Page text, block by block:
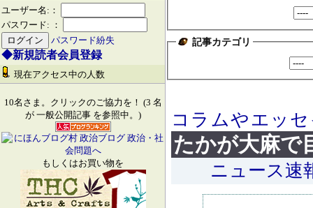
ユーザー名:：
パスワード: ：
パスワード紛失
◆新規読者会員登録
現在アクセス中の人数
10名さま。クリックのご協力を！ (3 名
が 一般公開記事 を参照中。)
もしくはお買い物を
記事カテゴリ
コラムやエッ
たかが大麻で
ニュース速